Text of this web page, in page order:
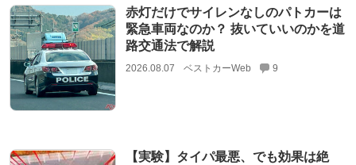
赤灯だけでサイレンなしのパトカーは
緊急車両なのか？ 抜いていいのかを道
路交通法で解説
2026.08.07 ベストカーWeb 9
【実験】タイパ最悪、でも効果は絶